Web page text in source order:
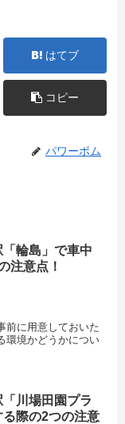
はてブ
コピー
パワーボム
「輪島」で車中
注意点！
前に用意しておいた
環境かどうかについ
「川場田園プラ
際の2つの注意